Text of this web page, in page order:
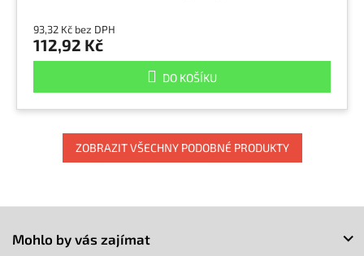
93,32 Kč bez DPH
112,92 Kč
DO KOŠÍKU
ZOBRAZIT VŠECHNY PODOBNÉ PRODUKTY
Mohlo by vás zajímat